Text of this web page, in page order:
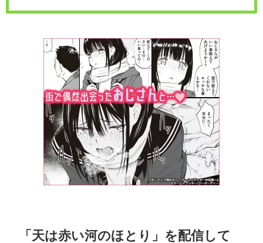
「天は赤い河のほとり」を配信して